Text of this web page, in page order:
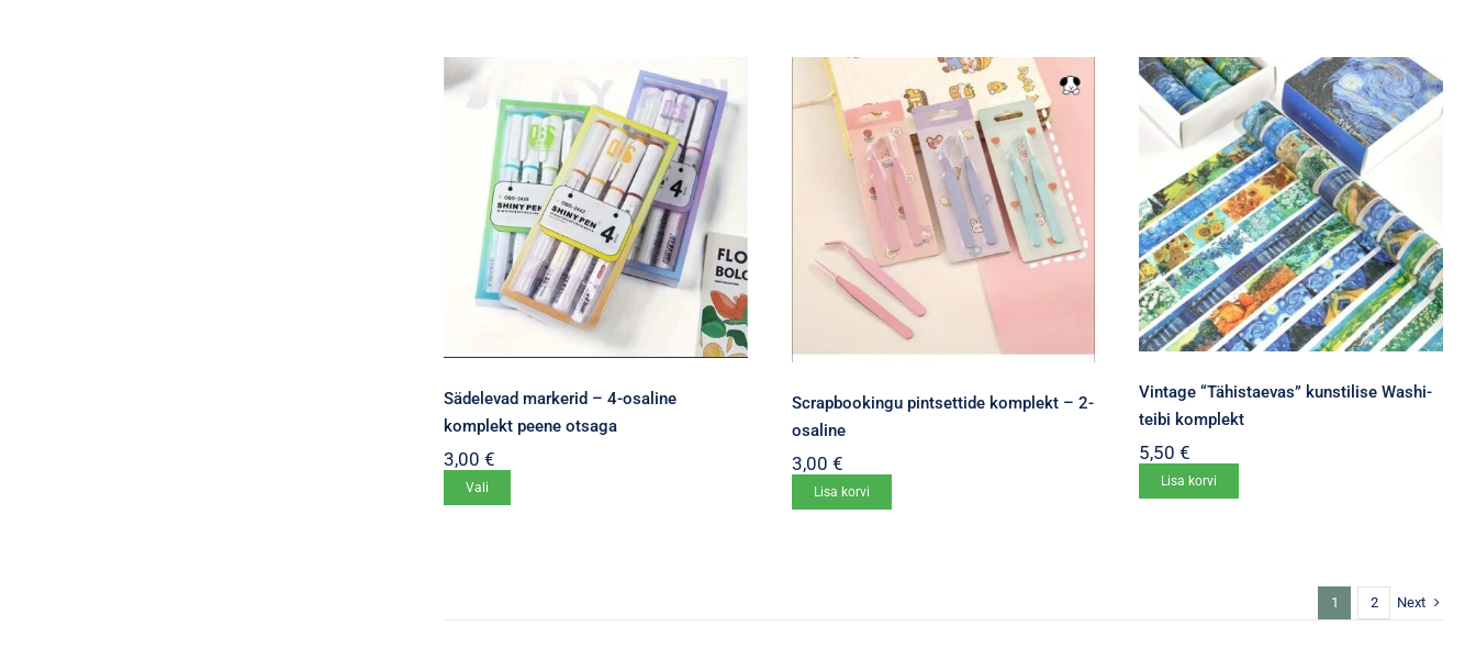
mitu
varianti.
Valikuid
saab
teha
tootelehel.
Sädelevad markerid – 4-osaline
komplekt peene otsaga
3,00 €
Vali
Scrapbookingu pintsettide komplekt – 2-
osaline
3,00 €
Lisa korvi
Vintage “Tähistaevas” kunstilise Washi-
teibi komplekt
5,50€
Lisa korvi
1 2 Next